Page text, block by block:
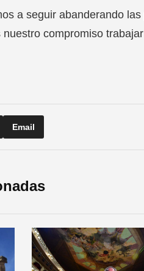
a seguir abanderando
compromiso
Email